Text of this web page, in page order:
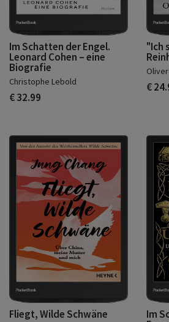
Im Schatten der Engel.
Leonard Cohen – eine
Biografie
Christophe Lebold
€ 32.99
"Ich
€
Fliegt, Wilde Schwäne Im